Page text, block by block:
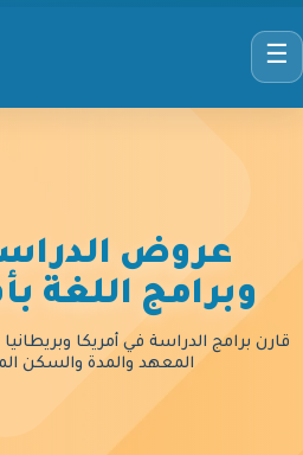
☰
عروض
وبرامج
قارن برامج الدراسة في أمريكا وبريطانيا
المعهد والمدة والسكن